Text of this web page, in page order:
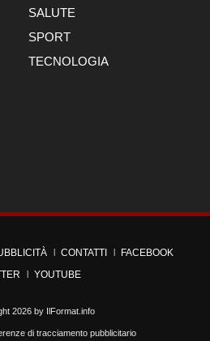
SALUTE
SPORT
TECNOLOGIA
CONTATTI
FACEBOOK
YOUTUBE
2026 by IlFormat.info
di tracciamento pubblicitario